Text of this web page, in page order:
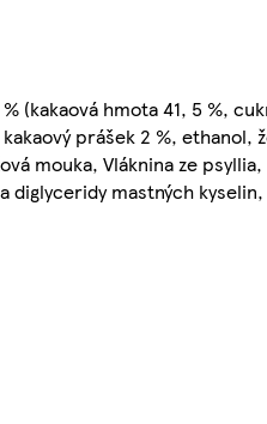
(kakaová hmota 41, 5 %,
kakaový prášek 2 %, ethanol,
mouka, Vláknina ze
diglyceridy mastných